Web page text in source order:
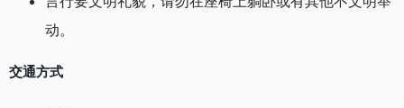
动。
交通方式